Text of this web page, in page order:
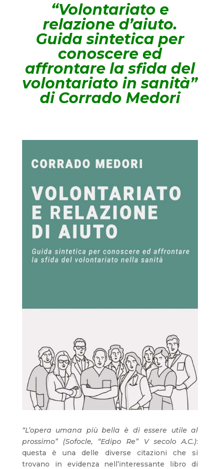
“Volontariato e
relazione d’aiuto.
Guida sintetica per
conoscere ed
affrontare la sfida del
volontariato in sanità”
di Corrado Medori
“L’opera umana più bella è di essere utile al
prossimo” (Sofocle, “Edipo Re” V secolo A.C.):
questa è una delle diverse citazioni che si
trovano in evidenza nell’interessante libro di